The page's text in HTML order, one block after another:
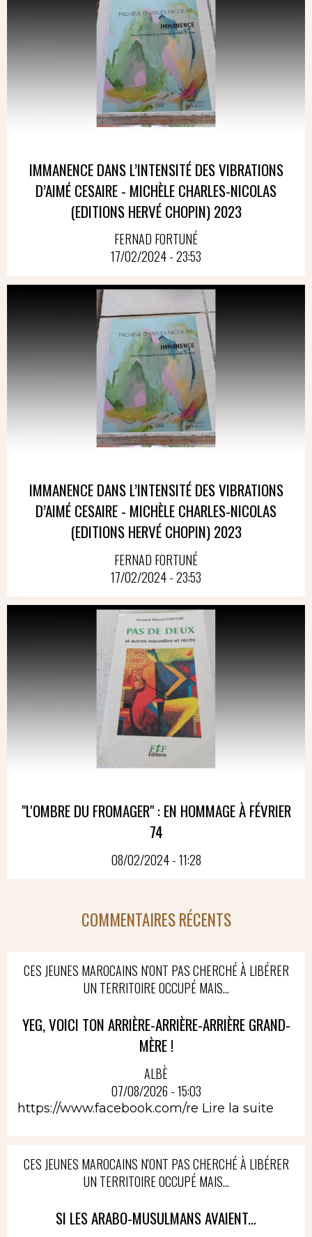
IMMANENCE DANS L’INTENSITÉ DES VIBRATIONS
D’AIMÉ CESAIRE - MICHÈLE CHARLES-NICOLAS
(EDITIONS HERVÉ CHOPIN) 2023
FERNAD FORTUNÉ
17/02/2024 - 23:53
IMMANENCE DANS L’INTENSITÉ DES VIBRATIONS
D’AIMÉ CESAIRE - MICHÈLE CHARLES-NICOLAS
(EDITIONS HERVÉ CHOPIN) 2023
FERNAD FORTUNÉ
17/02/2024 - 23:53
"L'OMBRE DU FROMAGER" : EN HOMMAGE À FÉVRIER
74
08/02/2024 - 11:28
COMMENTAIRES RÉCENTS
CES JEUNES MAROCAINS N'ONT PAS CHERCHÉ À LIBÉRER
UN TERRITOIRE OCCUPÉ MAIS...
YEG, VOICI TON ARRIÈRE-ARRIÈRE-ARRIÈRE GRAND-
MÈRE !
ALBÈ
07/08/2026 - 15:03
https://www.facebook.com/re Lire la suite
CES JEUNES MAROCAINS N'ONT PAS CHERCHÉ À LIBÉRER
UN TERRITOIRE OCCUPÉ MAIS...
SI LES ARABO-MUSULMANS AVAIENT...